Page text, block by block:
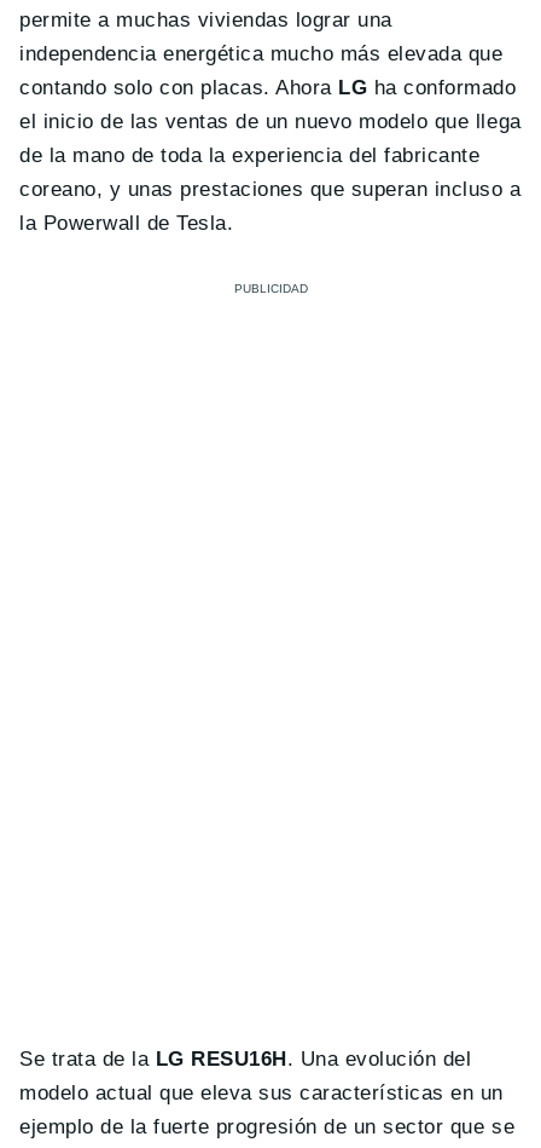
permite a muchas viviendas lograr una
independencia energética mucho más elevada que
contando solo con placas. Ahora LG ha conformado
el inicio de las ventas de un nuevo modelo que llega
de la mano de toda la experiencia del fabricante
coreano, y unas prestaciones que superan incluso a
la Powerwall de Tesla.
Se trata de la LG RESU16H . Una evolución del
modelo actual que eleva sus características en un
ejemplo de la fuerte progresión de un sector que se